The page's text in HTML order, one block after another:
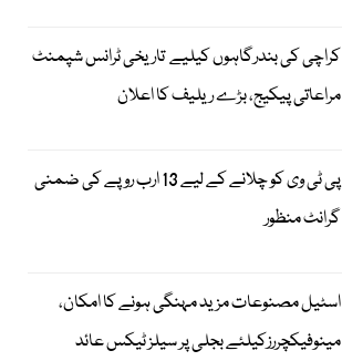
کراچی کی بندرگاہوں کیلیے تاریخی ٹرانس شپمنٹ
مراعاتی پیکیج، بڑے ریلیف کا اعلان
پی ٹی وی کو چلانے کے لیے 13 ارب روپے کی ضمنی
گرانٹ منظور
اسٹیل مصنوعات مزید مہنگی ہونے کا امکان،
مینوفیکچررزکیلئے بجلی پر سیلز ٹیکس عائد